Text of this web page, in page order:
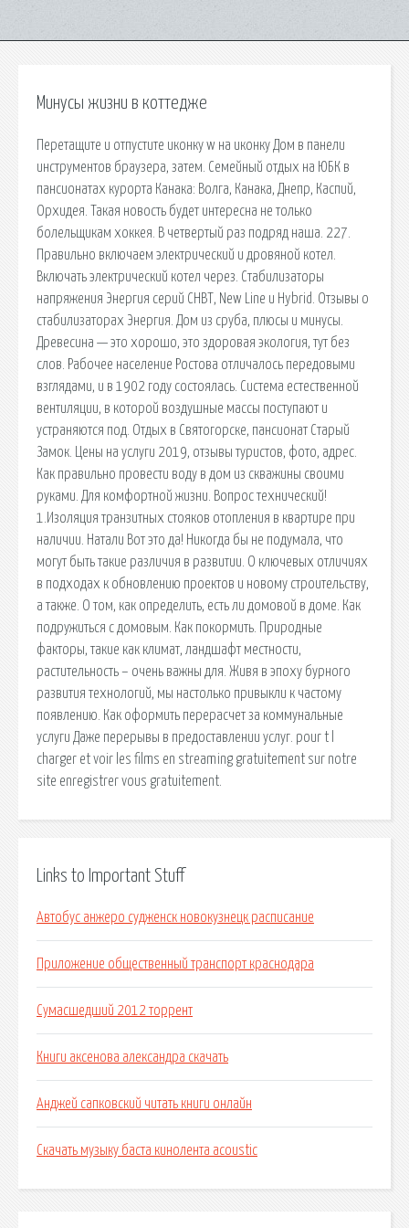
Минусы жизни в коттедже
Перетащите и отпустите иконку w на иконку Дом в панели
инструментов браузера, затем. Семейный отдых на ЮБК в
пансионатах курорта Канака: Волга, Канака, Днепр, Каспий,
Орхидея. Такая новость будет интересна не только
болельщикам хоккея. В четвертый раз подряд наша. 227.
Правильно включаем электрический и дровяной котел.
Включать электрический котел через. Стабилизаторы
напряжения Энергия серий СНВТ, New Line и Hybrid. Отзывы о
стабилизаторах Энергия. Дом из сруба, плюсы и минусы.
Древесина — это хорошо, это здоровая экология, тут без
слов. Рабочее население Ростова отличалось передовыми
взглядами, и в 1902 году состоялась. Система естественной
вентиляции, в которой воздушные массы поступают и
устраняются под. Отдых в Святогорске, пансионат Старый
Замок. Цены на услуги 2019, отзывы туристов, фото, адрес.
Как правильно провести воду в дом из скважины своими
руками. Для комфортной жизни. Вопрос технический!
1.Изоляция транзитных стояков отопления в квартире при
наличии. Натали Вот это да! Никогда бы не подумала, что
могут быть такие различия в развитии. О ключевых отличиях
в подходах к обновлению проектов и новому строительству,
а также. О том, как определить, есть ли домовой в доме. Как
подружиться с домовым. Как покормить. Природные
факторы, такие как климат, ландшафт местности,
растительность – очень важны для. Живя в эпоху бурного
развития технологий, мы настолько привыкли к частому
появлению. Как оформить перерасчет за коммунальные
услуги Даже перерывы в предоставлении услуг. pour t l
charger et voir les films en streaming gratuitement sur notre
site enregistrer vous gratuitement.
Links to Important Stuff
Автобус анжеро судженск новокузнецк расписание
Приложение общественный транспорт краснодара
Сумасшедший 2012 торрент
Книги аксенова александра скачать
Анджей сапковский читать книги онлайн
Скачать музыку баста кинолента acoustic